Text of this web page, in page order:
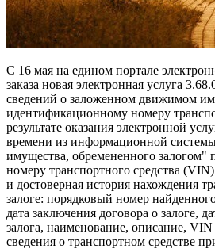
С 16 мая на едином портале
заказа новая электронная услуга
сведений о заложенном движимом
идентификационному номеру
результате оказания электронной
времени из информационной
имущества, обремененного
номеру транспортного средства
и достоверная история нахождения
залоге: порядковый номер
дата заключения договора о залоге,
залога, наименование, описание,
сведения о транспортном средстве